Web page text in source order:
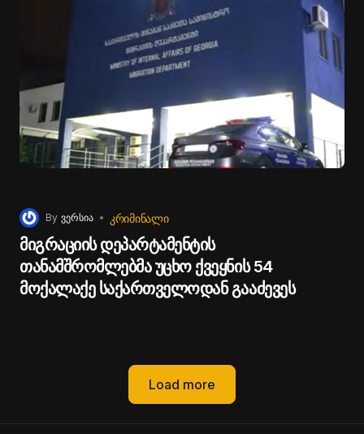
By ვერსია ᲙᲠᲘᲛᲘᲜᲐᲚᲘ
მიგრაციის დეპარტამენტის
თანამშრომლებმა უცხო ქვეყნის 54
მოქალაქე საქართველოდან გააძევეს
Load more